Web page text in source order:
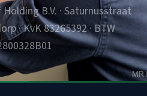
B.V. · Saturnusstraat
· KvK 83265392 · BTW